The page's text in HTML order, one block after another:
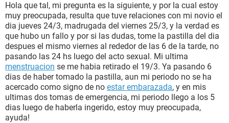
BIENESTAR
SEXUALIDAD
GLOSARIO
Hola que tal, mi pregunta es la siguiente, y por la cual estoy
muy preocupada, resulta que tuve relaciones con mi novio el
dia jueves 24/3, madrugada del viernes 25/3, y la verdad es
que hubo un fallo y por si las dudas, tome la pastilla del dia
despues el mismo viernes al rededor de las 6 de la tarde, no
pasando las 24 hs luego del acto sexual. Mi ultima
menstruacion se me habia retirado el 19/3. Ya pasando 6
dias de haber tomado la pastilla, aun mi periodo no se ha
acercado como signo de no estar embarazada, y en mis
ultimas dos tomas de emergencia, mi periodo llego a los 5
dias luego de haberla ingerido, estoy muy preocupada,
ayuda!